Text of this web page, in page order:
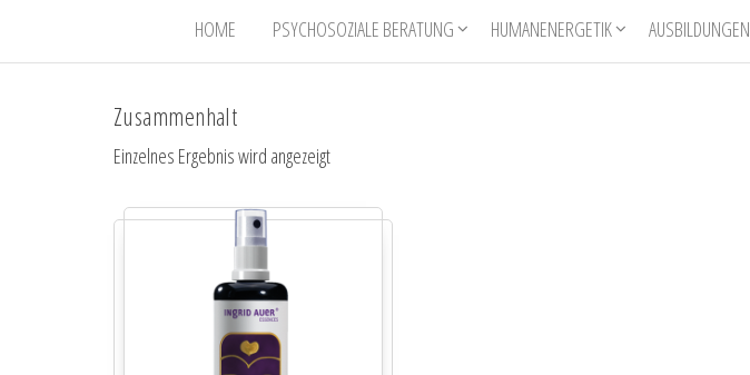
HOME PSYCHOSOZIALE BERATUNG HUMANENERGETIK AUSBILDUNGEN
Zusammenhalt
Einzelnes Ergebnis wird angezeigt